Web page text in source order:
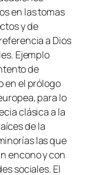
en las tomas
y de
a Dios
Ejemplo
de
en el prólogo
para lo
clásica a la
de la
las que
encono y con
sociales. El